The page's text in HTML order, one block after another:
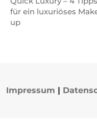
für ein luxuriöses
up
Impressum |